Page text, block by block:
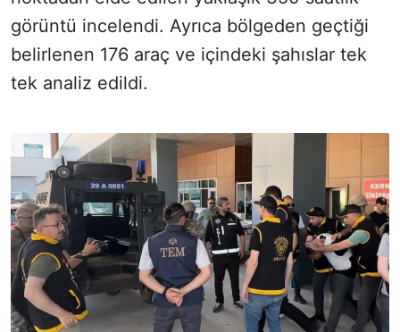
görüntü incelendi. Ayrıca bölgeden geçtiği
belirlenen 176 araç ve içindeki şahıslar tek
tek analiz edildi.